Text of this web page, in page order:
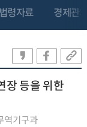
법령자료 경제관
장 등을 위한
역기구과